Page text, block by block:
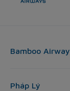
Bamboo
Pháp Lý